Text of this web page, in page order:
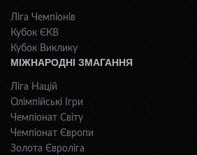
Ліга Чемпіонів
Кубок ЄКВ
Кубок Виклику
МІЖНАРОДНІ ЗМАГАННЯ
Ліга Націй
Олімпійські Ігри
Чемпіонат Світу
Чемпіонат Європи
Золота Євроліга